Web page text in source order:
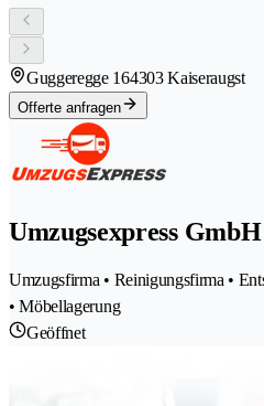
Guggeregge 164303 Kaiseraugst
Offerte anfragen
Umzugsexpress GmbH
Umzugsfirma • Reinigungsfirma •
• Möbellagerung
Geöffnet